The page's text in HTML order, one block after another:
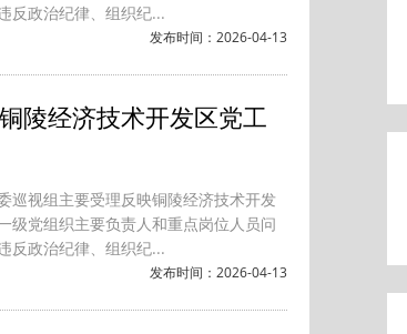
反政治纪律、组织纪...
发布时间：2026-04-13
陵经济技术开发区党工
巡视组主要受理反映铜陵经济技术开发
级党组织主要负责人和重点岗位人员问
反政治纪律、组织纪...
发布时间：2026-04-13